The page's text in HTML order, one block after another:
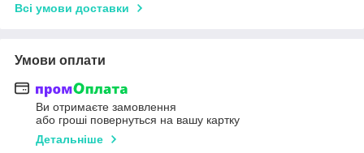
Всі умови доставки
Умови оплати
Ви отримаєте замовлення
або гроші повернуться на вашу картку
Детальніше